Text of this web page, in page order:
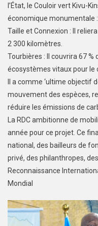
l’État, le Couloir vert Kivu-
économique monumentale :
Taille et Connexion : Il
2 300 kilomètres.
Tourbières : Il couvrira 67 %
écosystèmes vitaux pour le
Il a comme ‘ultime objectif
mouvement des espèces,
réduire les émissions de
La RDC ambitionne de
année pour ce projet. Ce
national, des bailleurs de
privé, des philanthropes,
Reconnaissance
Mondial